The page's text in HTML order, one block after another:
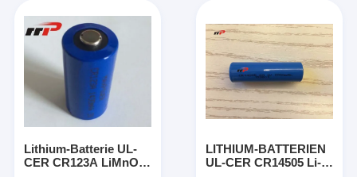
Lithium-Batterie UL-
CER CR123A LiMnO2
LITHIUM-BATTERIEN
UL-CER CR14505 Li-